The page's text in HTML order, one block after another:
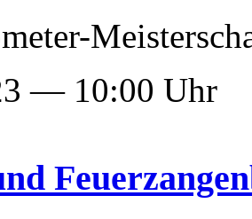
— 10:00 Uhr